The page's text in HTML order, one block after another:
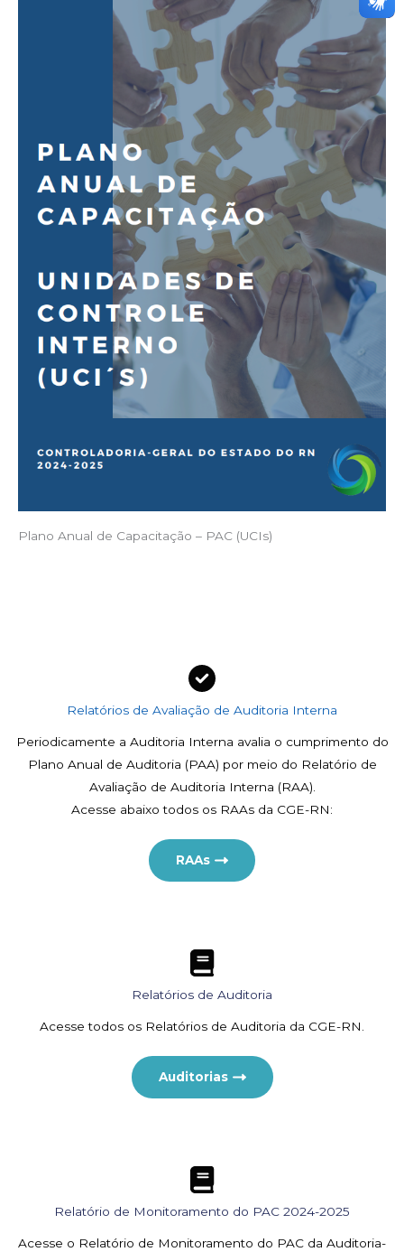
Plano Anual de Capacitação – PAC (UCIs)
Relatórios de Avaliação de Auditoria Interna
Periodicamente a Auditoria Interna avalia o cumprimento do
Plano Anual de Auditoria (PAA) por meio do Relatório de
Avaliação de Auditoria Interna (RAA).
Acesse abaixo todos os RAAs da CGE-RN:
RAAs
Relatórios de Auditoria
Acesse todos os Relatórios de Auditoria da CGE-RN.
Auditorias
Relatório de Monitoramento do PAC 2024-2025
Acesse o Relatório de Monitoramento do PAC da Auditoria-